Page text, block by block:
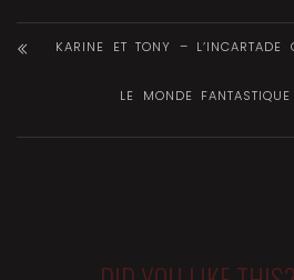
KARINE ET TONY – L’INCARTADE
LE MONDE